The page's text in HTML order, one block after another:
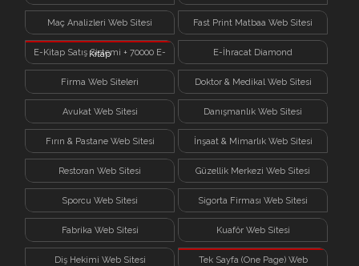
Sistemi
Maç Analizleri Web Sitesi Fast Print Matbaa Web Sitesi
E-Kitap Satış Sistemi + 70000 E-
Kitap
E-İhracat Diamond
Firma Web Siteleri Doktor & Medikal Web Sitesi
Avukat Web Sitesi Danışmanlık Web Sitesi
Fırın & Pastane Web Sitesi İnşaat & Mimarlık Web Sitesi
Restoran Web Sitesi Güzellik Merkezi Web Sitesi
Sporcu Web Sitesi Sigorta Firması Web Sitesi
Fabrika Web Sitesi Kuaför Web Sitesi
Diş Hekimi Web Sitesi Tek Sayfa (One Page) Web